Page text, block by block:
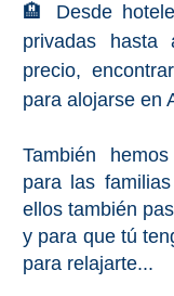
Mijas
PROVINCES
➜
Granada
🏨 Desde
privadas hasta
precio,
para alojarse en
También
para las
ellos también
y para que tú
para relajarte...